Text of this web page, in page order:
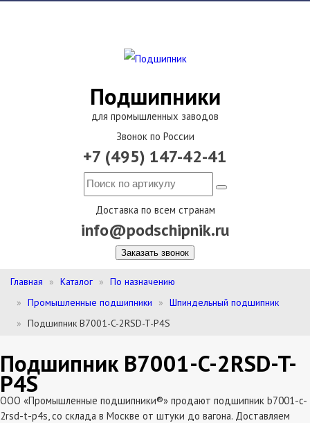
Подшипники
для промышленных заводов
Звонок по России
+7 (495) 147-42-41
Доставка по всем странам
info@podschipnik.ru
Заказать звонок
Главная Каталог
По назначению
Промышленные подшипники
Шпиндельный подшипник
Подшипник B7001-C-2RSD-T-P4S
Подшипник B7001-C-2RSD-T-
P4S
ООО «Промышленные подшипники®» продают подшипник b7001-c-
2rsd-t-p4s, со склада в Москве от штуки до вагона. Доставляем